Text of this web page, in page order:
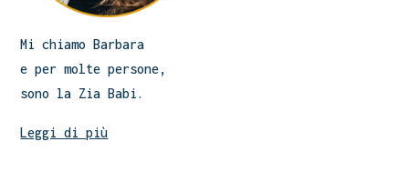
Mi chiamo Barbara
e per molte persone,
sono la Zia Babi.
Leggi di più